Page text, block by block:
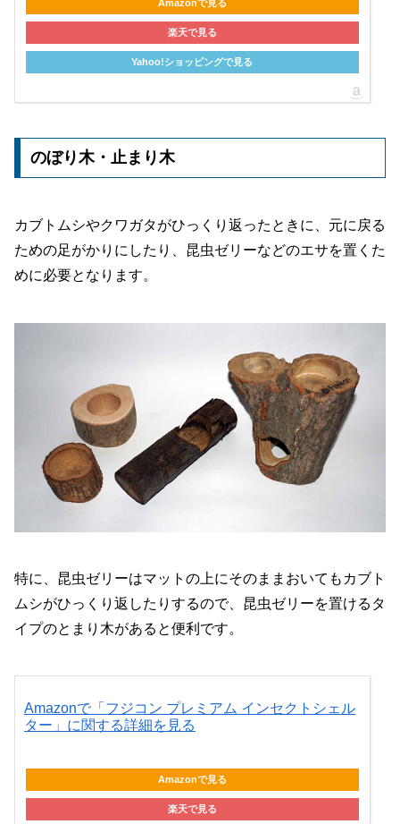
Amazonで見る
楽天で見る
Yahoo!ショッピングで見る
のぼり木・止まり木
カブトムシやクワガタがひっくり返ったときに、元に戻る
ための足がかりにしたり、昆虫ゼリーなどのエサを置くた
めに必要となります。
特に、昆虫ゼリーはマットの上にそのままおいてもカブト
ムシがひっくり返したりするので、昆虫ゼリーを置けるタ
イプのとまり木があると便利です。
Amazonで「フジコン プレミアム インセクトシェル
ター」に関する詳細を見る
Amazonで見る
楽天で見る